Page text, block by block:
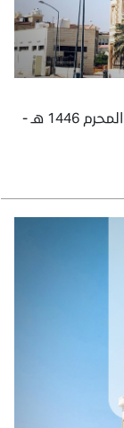
خطبة الجمعة المذاعة والموزعة بتاريخ 6 من المحرم 1446 هـ -